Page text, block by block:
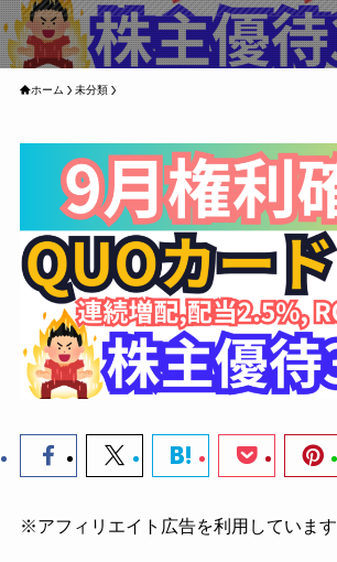
ホーム 未分類
※アフィリエイト広告を利用しています